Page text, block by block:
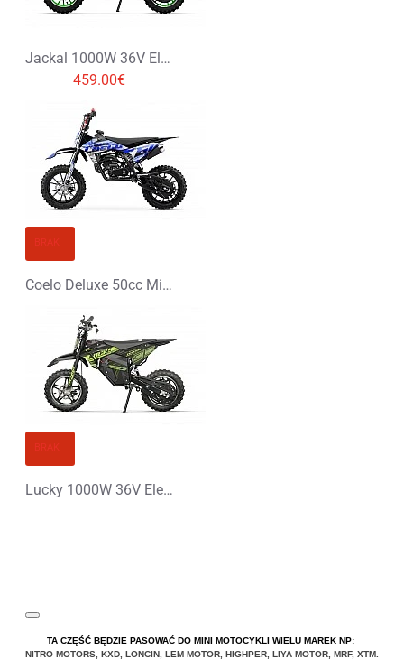
Jackal 1000W 36V Elektryczny Mini Cross
459.00€
Coelo Deluxe 50cc Mini Cross
Lucky 1000W 36V Elektryczny Mini Cross
TA CZĘŚĆ BĘDZIE PASOWAĆ DO MINI MOTOCYKLI WIELU MAREK NP:
NITRO MOTORS KXD LONCIN LEM MOTOR HIGHPER LIYA MOTOR MRF, XTM